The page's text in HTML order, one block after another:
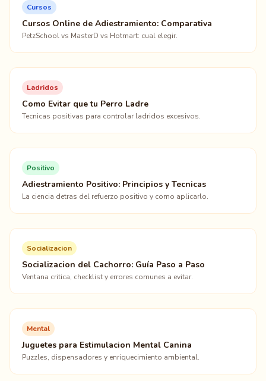
Cursos
Cursos Online de Adiestramiento: Comparativa
PetzSchool vs MasterD vs Hotmart: cual elegir.
Ladridos
Como Evitar que tu Perro Ladre
Tecnicas positivas para controlar ladridos excesivos.
Positivo
Adiestramiento Positivo: Principios y Tecnicas
La ciencia detras del refuerzo positivo y como aplicarlo.
Socializacion
Socializacion del Cachorro: Guía Paso a Paso
Ventana critica, checklist y errores comunes a evitar.
Mental
Juguetes para Estimulacion Mental Canina
Puzzles, dispensadores y enriquecimiento ambiental.